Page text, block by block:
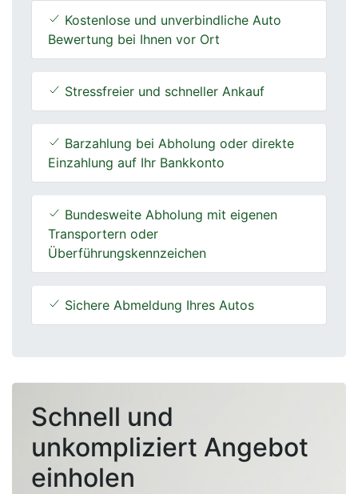
Kostenlose und unverbindliche Auto
Bewertung bei Ihnen vor Ort
Stressfreier und schneller Ankauf
Barzahlung bei Abholung oder direkte
Einzahlung auf Ihr Bankkonto
Bundesweite Abholung mit eigenen
Transportern oder
Überführungskennzeichen
Sichere Abmeldung Ihres Autos
Schnell und
unkompliziert Angebot
einholen